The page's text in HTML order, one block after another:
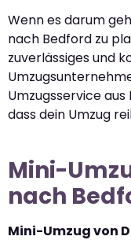
Wenn es darum
nach Bedford zu
zuverlässiges und
Umzugsservice
dass dein Umzug
Mini-
nach
Mini-Umzug von